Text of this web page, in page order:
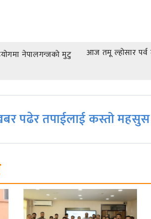
नेपालगन्जको मुटु
आज तमू ल्होसार पर्व
पढेर तपाईलाई कस्तो